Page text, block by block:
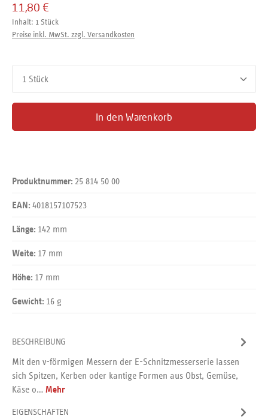
11,80 €
Inhalt: 1 Stück
Preise inkl. MwSt. zzgl. Versandkosten
In den Warenkorb
Produktnummer: 25 814 50 00
EAN: 4018157107523
Länge: 142 mm
Weite: 17 mm
Höhe: 17 mm
Gewicht: 16 g
BESCHREIBUNG
Mit den v-förmigen Messern der E-Schnitzmesserserie lassen
sich Spitzen, Kerben oder kantige Formen aus Obst, Gemüse,
Käse o… Mehr
EIGENSCHAFTEN